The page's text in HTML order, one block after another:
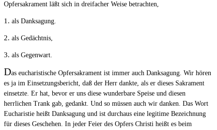
Opfersakrament läßt sich in dreifacher Weise betrachten,
1. als Danksagung.
2. als Gedächtnis,
3. als Gegenwart.
Das eucharistische Opfersakrament ist immer auch Danksagung. Wir hören
es ja im Einsetzungsbericht, daß der Herr dankte, als er dieses Sakrament
einsetzte. Er hat, bevor er uns diese wunderbare Speise und diesen
herrlichen Trank gab, gedankt. Und so müssen auch wir danken. Das Wort
Eucharistie heißt Danksagung und ist durchaus eine legitime Bezeichnung
für dieses Geschehen. In jeder Feier des Opfers Christi heißt es beim